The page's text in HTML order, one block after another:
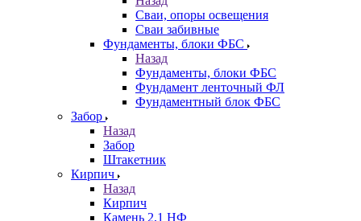
Сваи, опоры освещения
Сваи забивные
Фундаменты, блоки ФБС
Назад
Фундаменты, блоки ФБС
Фундамент ленточный ФЛ
Фундаментный блок ФБС
Забор
Назад
Забор
Штакетник
Кирпич
Назад
Кирпич
Камень 2,1 НФ